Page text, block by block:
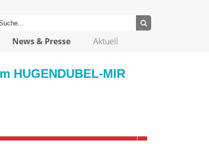
News & Presse Aktuell
HUGENDUBEL-MIR